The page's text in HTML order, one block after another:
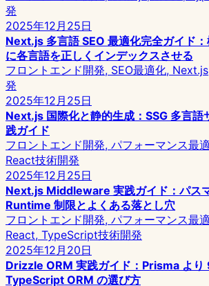
発
2025年12月25日
Next.js 多言語 SEO 最適化完全ガイド
に各言語を正しくインデックスさせる
フロントエンド開発, SEO最適化,
発
2025年12月25日
Next.js 国際化と静的生成：SSG 多言語
践ガイド
フロントエンド開発, パフォーマンス最
React技術開発
2025年12月25日
Next.js Middleware 実践ガイド：パス
Runtime 制限とよくある落とし穴
フロントエンド開発, パフォーマンス最
React, TypeScript技術開発
2025年12月20日
Drizzle ORM 実践ガイド：Prisma より
TypeScript ORM の選び方